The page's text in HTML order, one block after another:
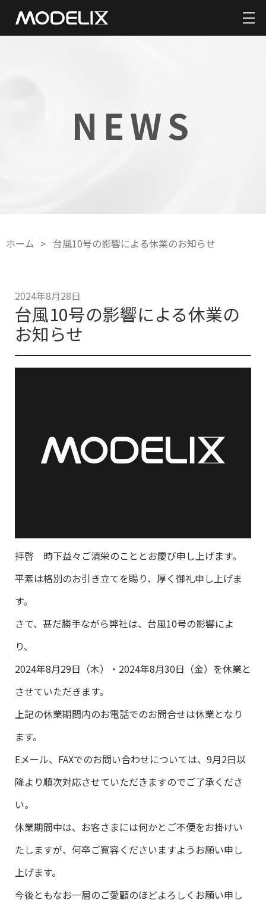
NEWS
ホーム 台風10号の影響による休業のお知らせ
2024年8月28日
台風10号の影響による休業の
お知らせ
拝啓 時下益々ご清栄のこととお慶び申し上げます。
平素は格別のお引き立てを賜り、厚く御礼申し上げま
す。
さて、甚だ勝手ながら弊社は、台風10号の影響によ
り、
2024年8月29日（木）・2024年8月30日（金）を休業と
させていただきます。
上記の休業期間内のお電話でのお問合せは休業となり
ます。
Eメール、FAXでのお問い合わせについては、9月2日以
降より順次対応させていただきますのでご了承くださ
い。
休業期間中は、お客さまには何かとご不便をお掛けい
たしますが、何卒ご寛容くださいますようお願い申し
上げます。
今後ともなお一層のご愛顧のほどよろしくお願い申し